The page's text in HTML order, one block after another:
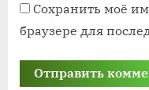
Сохранить моё
браузере для